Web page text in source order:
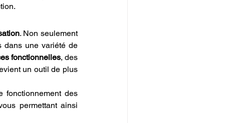
. Non seulement
dans une variété de
fonctionnelles, des
un outil de plus
fonctionnement des
permettant ainsi